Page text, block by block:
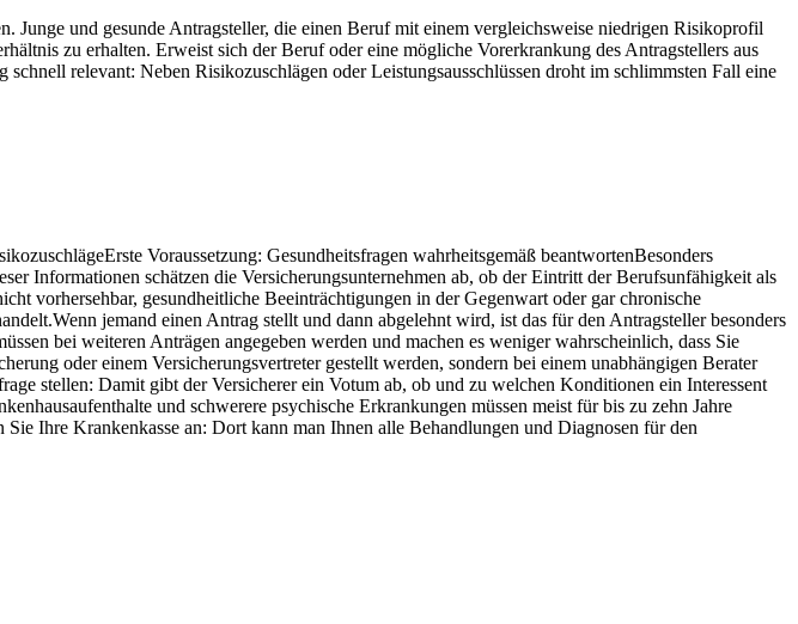
Junge und gesunde Antragsteller, die einen Beruf mit einem vergleichsweise niedrigen Risikoprofil
zu erhalten. Erweist sich der Beruf oder eine mögliche Vorerkrankung des Antragstellers aus
relevant: Neben Risikozuschlägen oder Leistungsausschlüssen droht im schlimmsten Fall eine
Voraussetzung: Gesundheitsfragen wahrheitsgemäß beantwortenBesonders
Informationen schätzen die Versicherungsunternehmen ab, ob der Eintritt der Berufsunfähigkeit als
vorhersehbar, gesundheitliche Beeinträchtigungen in der Gegenwart oder gar chronische
jemand einen Antrag stellt und dann abgelehnt wird, ist das für den Antragsteller besonders
bei weiteren Anträgen angegeben werden und machen es weniger wahrscheinlich, dass Sie
oder einem Versicherungsvertreter gestellt werden, sondern bei einem unabhängigen Berater
stellen: Damit gibt der Versicherer ein Votum ab, ob und zu welchen Konditionen ein Interessent
und schwerere psychische Erkrankungen müssen meist für bis zu zehn Jahre
Ihre Krankenkasse an: Dort kann man Ihnen alle Behandlungen und Diagnosen für den